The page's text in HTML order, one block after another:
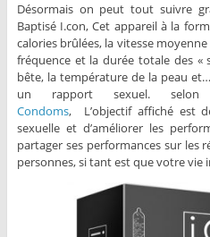
Désormais on peut tout suivre
Baptisé I.con, Cet appareil à la
calories brûlées, la vitesse
fréquence et la durée totale des «
bête, la température de la peau
un rapport sexuel.
Condoms, L’objectif affiché est
sexuelle et d’améliorer les
partager ses performances sur les
personnes, si tant est que votre vie